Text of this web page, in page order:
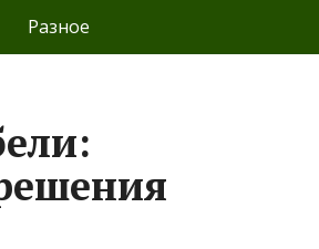
Разное